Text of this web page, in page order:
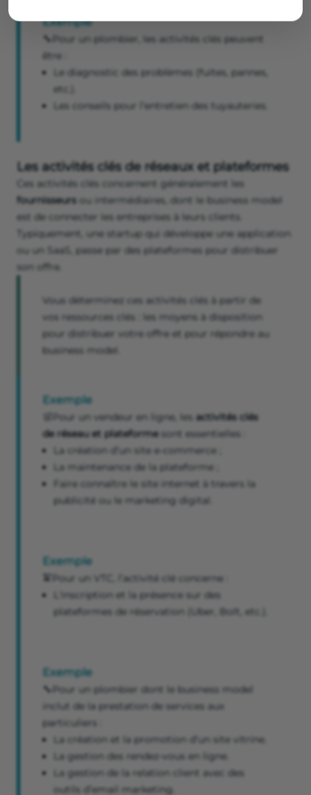
Exemple
🔧Pour un plombier, les activités clés peuvent
être :
Le diagnostic des problèmes (fuites, pannes,
etc.).
Les conseils pour l’entretien des tuyauteries.
Les activités clés de réseaux et plateformes
Ces activités clés concernent généralement les
fournisseurs ou intermédiaires, dont le business model
est de connecter les entreprises à leurs clients.
Typiquement, une startup qui développe une application
ou un SaaS, passe par des plateformes pour distribuer
son offre.
Vous déterminez ces activités clés à partir de
vos ressources clés : les moyens à disposition
pour distribuer votre offre et pour répondre au
business model.
Exemple
🛒Pour un vendeur en ligne, les activités clés
de réseau et plateformesont essentielles :
La création d’un site e-commerce ;
La maintenance de la plateforme ;
Faire connaître le site internet à travers la
publicité ou le marketing digital.
Exemple
🚖Pour un VTC, l’activité clé concerne :
L'inscription et la présence sur des
plateformes de réservation (Uber, Bolt, etc.).
Exemple
🔧Pour un plombier dont le business model
inclut de la prestation de services aux
particuliers :
La création et la promotion d’un site vitrine.
La gestion des rendez-vous en ligne.
La gestion de la relation client avec des
outils d’email marketing.